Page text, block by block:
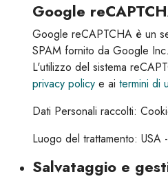
Google
Google reCAPTCHA è un
SPAM fornito da Google Inc.
L'utilizzo del sistema
privacy policy e ai termini di
Dati Personali raccolti:
Luogo del trattamento: USA -
Salvataggio e